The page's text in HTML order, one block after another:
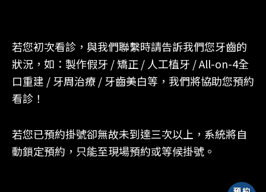
若您初次看診，與我們聯繫時請告訴我們您牙齒的
狀況，如：製作假牙 / 矯正 / 人工植牙 / All-on-4全
口重建 / 牙周治療 / 牙齒美白等，我們將協助您預約
看診！
若您已預約掛號卻無故未到達三次以上，系統將自
動鎖定預約，只能至現場預約或等候掛號。